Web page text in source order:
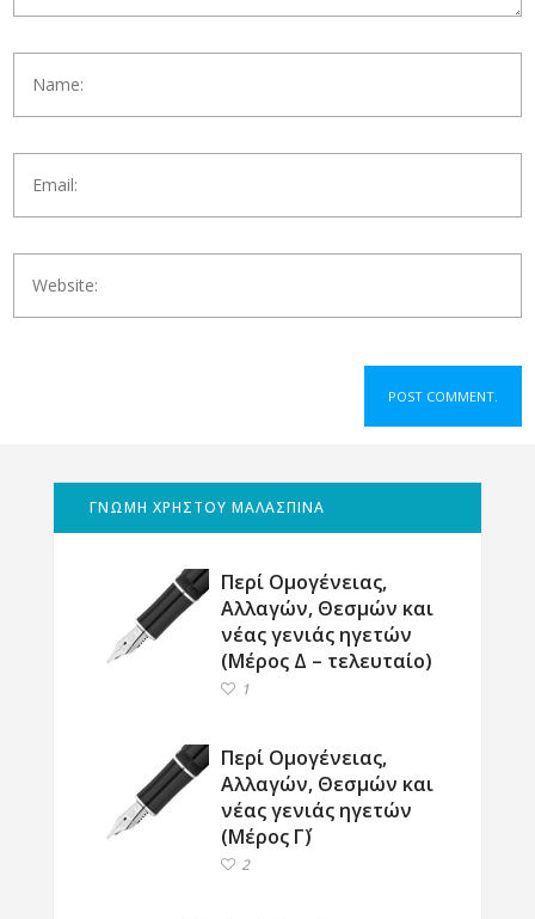
ΓΝΩΜΗ ΧΡΗΣΤΟΥ ΜΑΛΑΣΠΙΝΑ
Περί Ομογένειας,
Αλλαγών, Θεσμών και
νέας γενιάς ηγετών
(Μέρος Δ – τελευταίο)
1
Περί Ομογένειας,
Αλλαγών, Θεσμών και
νέας γενιάς ηγετών
(Μέρος Γ΄)
2